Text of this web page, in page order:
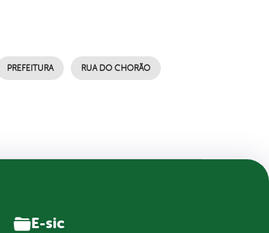
PREFEITURA RUA DO CHORÃO
E-sic